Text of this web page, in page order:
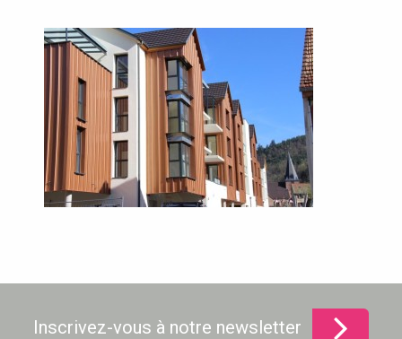
Inscrivez-vous à notre newsletter